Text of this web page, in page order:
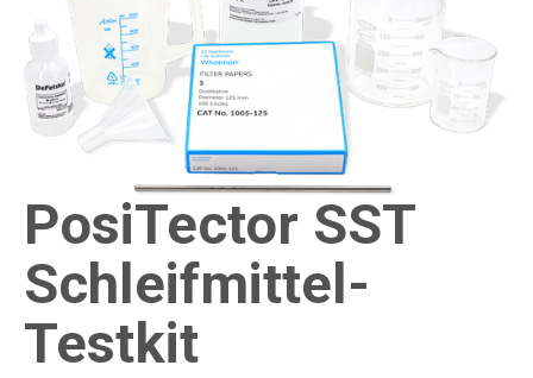
PosiTector SST
Schleifmittel-
Testkit